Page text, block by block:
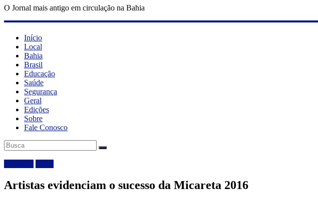
O Jornal mais antigo em circulação na Bahia
Início
Local
Bahia
Brasil
Educação
Saúde
Segurança
Geral
Edições
Sobre
Fale Conosco
Artistas evidenciam o sucesso da Micareta 2016